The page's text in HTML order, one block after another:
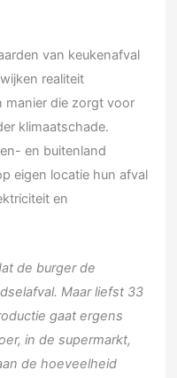
van keukenafval
realiteit
manier die zorgt voor
klimaatschade.
en buitenland
eigen locatie hun afval
en
de burger de
Maar liefst 33
gaat ergens
in de supermarkt,
de hoeveelheid